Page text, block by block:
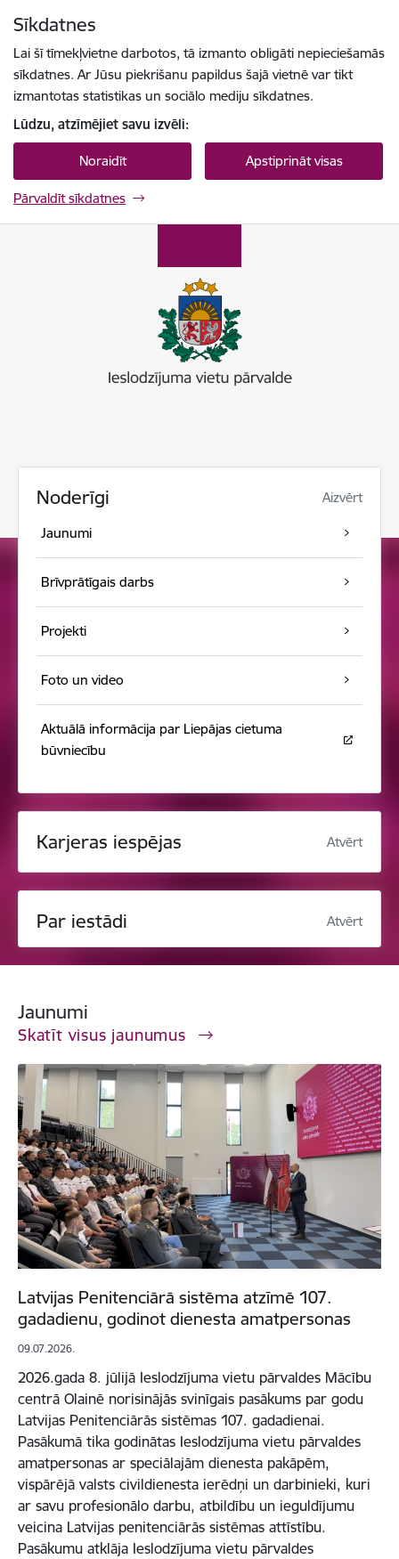
Sīkdatnes
Lai šī tīmekļvietne darbotos, tā izmanto obligāti nepieciešamās
sīkdatnes. Ar Jūsu piekrišanu papildus šajā vietnē var tikt
izmantotas statistikas un sociālo mediju sīkdatnes.
Lūdzu, atzīmējiet savu izvēli:
Noraidīt Apstiprināt visas
Pārvaldīt sīkdatnes
Noderīgi Aizvērt
Jaunumi
Brīvprātīgais darbs
Projekti
Foto un video
Aktuālā informācija par Liepājas cietuma
būvniecību
Karjeras iespējas Atvērt
Par iestādi Atvērt
Jaunumi
Skatīt visus jaunumus
Latvijas Penitenciārā sistēma atzīmē 107.
gadadienu, godinot dienesta amatpersonas
09.07.2026.
2026.gada 8. jūlijā Ieslodzījuma vietu pārvaldes Mācību
centrā Olainē norisinājās svinīgais pasākums par godu
Latvijas Penitenciārās sistēmas 107. gadadienai.
Pasākumā tika godinātas Ieslodzījuma vietu pārvaldes
amatpersonas ar speciālajām dienesta pakāpēm,
vispārējā valsts civildienesta ierēdņi un darbinieki, kuri
ar savu profesionālo darbu, atbildību un ieguldījumu
veicina Latvijas penitenciārās sistēmas attīstību.
Pasākumu atklāja Ieslodzījuma vietu pārvaldes